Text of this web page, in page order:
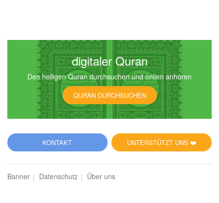
digitaler Quran
Den heiligen Quran durchsuchen und onlien anhören
QURAN DURCHSUCHEN
UNTERSTÜTZT UNS ❤️
KONTAKT
Banner Datenschutz Über uns